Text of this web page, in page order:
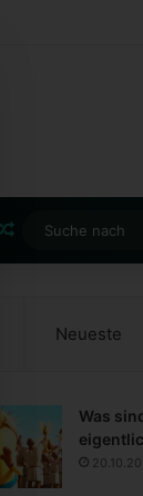
Zufälliger Artikel
Neueste
Was
Button wird der